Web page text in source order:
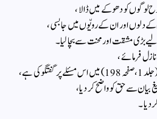
کو دھوکے میں ڈالا،
کے دلوں اور ان کے رویّوں میں جا بسی،
بڑی مشقت اور محنت سے بچا لیا۔
نازل فرمائے،
کی ہے،
بیان سے حق کو واضح کر دیا،
دیا۔